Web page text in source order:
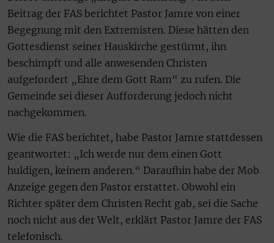
Beitrag der FAS berichtet Pastor Jamre von einer
Begegnung mit den Extremisten. Diese hätten den
Gottesdienst seiner Hauskirche gestürmt, ihn
beschimpft und alle anwesenden Christen
aufgefordert „Ehre dem Gott Ram“ zu rufen. Die
Gemeinde sei dieser Aufforderung jedoch nicht
nachgekommen.
Wie die FAS berichtet, habe Pastor Jamre stattdessen
geantwortet: „Ich werde nur dem einen Gott
huldigen, keinem anderen.“ Daraufhin habe der Mob
Anzeige gegen den Pastor erstattet. Obwohl ein
Richter später dem Christen Recht gab, sei die Sache
noch nicht aus der Welt, erklärt Pastor Jamre der FAS
telefonisch.